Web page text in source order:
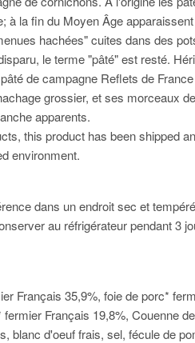
à la fin du Moyen Âge
hachées" cuites dans des
le terme "pâté" est resté.
de campagne Reflets de
grossier, et ses morceaux
apparents.
this product has been shipped
environment.
dans un endroit sec et
au réfrigérateur pendant 3
Français 35,9%, foie de porc*
Français 19,8%, Couenne
blanc d'oeuf frais, sel, fécule de